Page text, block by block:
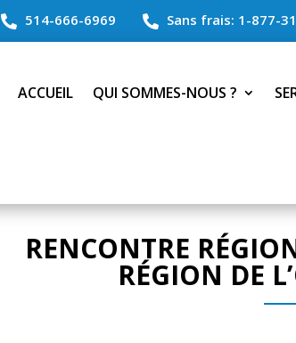
 514-666-6969  Sans frais: 1-877-
ACCUEIL QUI SOMMES-NOUS ?
RENCONTRE
RÉGION DE